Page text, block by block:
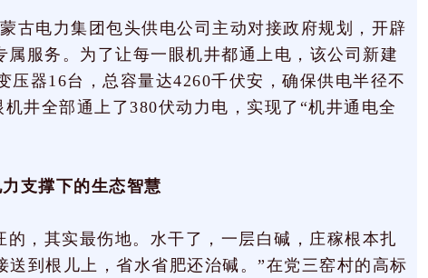
古电力集团包头供电公司主动对接政府规划，开辟
属服务。为了让每一眼机井都通上电，该公司新建
压器16台，总容量达4260千伏安，确保供电半径不
井全部通上了380伏动力电，实现了“机井通电全
支撑下的生态智慧
的，其实最伤地。水干了，一层白碱，庄稼根本扎
到根儿上，省水省肥还治碱。”在党三窑村的高标